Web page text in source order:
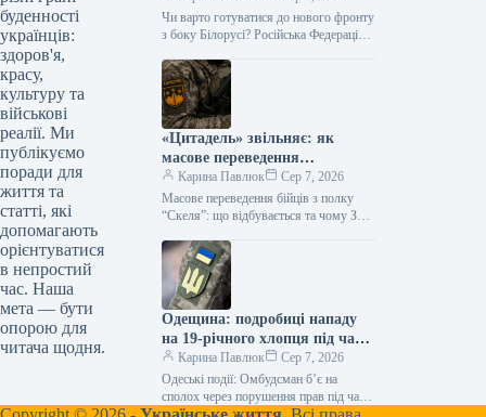
буденності
українців:
здоров'я,
красу,
культуру та
військові
реалії. Ми
публікуємо
поради для
життя та
статті, які
допомагають
орієнтуватися
в непростий
час. Наша
мета — бути
опорою для
читача щодня.
Чи варто готуватися до нового фронту
з боку Білорусі? Російська Федерація
напрямку наступу, використовуючи
територію…
«Цитадель» звільняє: як
масове переведення
військових змінює фронт
Карина Павлюк
Сер 7, 2026
Масове переведення бійців з полку
“Скеля”: що відбувається та чому З
“Скеля” розпочато переведення
військовослужбовців до…
Одещина: подробиці нападу
на 19-річного хлопця під час
мобілізації, омбудсмен
Лубінець реагує
Карина Павлюк
Сер 7, 2026
Одеські події: Омбудсман б’є на
сполох через порушення прав під час
мобілізації Після скандального